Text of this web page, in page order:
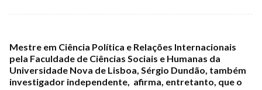
Mestre em Ciência Política e Relações Internacionais
pela Faculdade de Ciências Sociais e Humanas da
Universidade Nova de Lisboa, Sérgio Dundão, também
investigador independente, afirma, entretanto, que o